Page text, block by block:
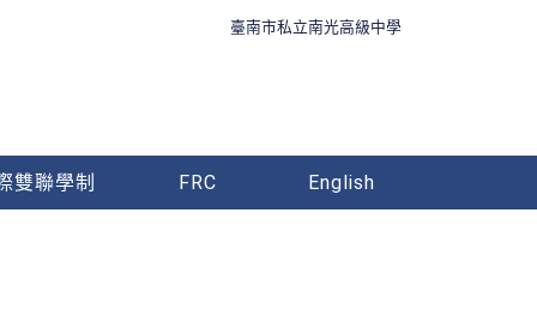
臺南市私立南光高級中學
雙聯學制 FRC English